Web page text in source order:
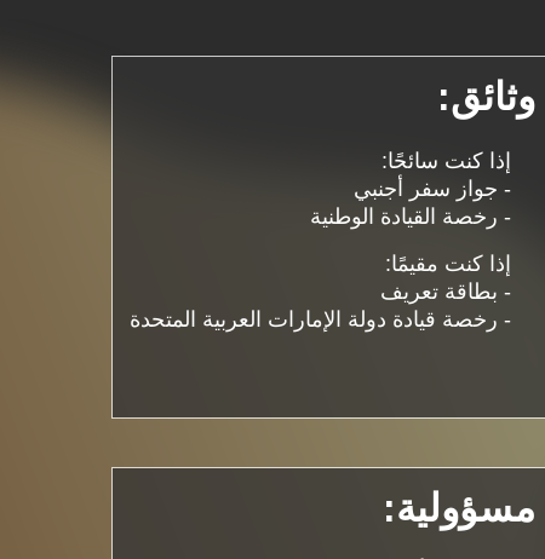
وثائق:
إذا كنت سائحًا:
- جواز سفر أجنبي
- رخصة القيادة الوطنية
إذا كنت مقيمًا:
- بطاقة تعريف
- رخصة قيادة دولة الإمارات العربية المتحدة
مسؤولية: